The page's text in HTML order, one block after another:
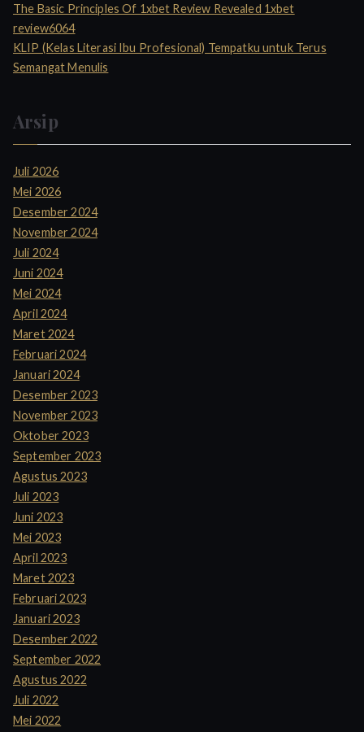
The Basic Principles Of 1xbet Review Revealed 1xbet
review6064
KLIP (Kelas Literasi Ibu Profesional) Tempatku untuk Terus
Semangat Menulis
Arsip
Juli 2026
Mei 2026
Desember 2024
November 2024
Juli 2024
Juni 2024
Mei 2024
April 2024
Maret 2024
Februari 2024
Januari 2024
Desember 2023
November 2023
Oktober 2023
September 2023
Agustus 2023
Juli 2023
Juni 2023
Mei 2023
April 2023
Maret 2023
Februari 2023
Januari 2023
Desember 2022
September 2022
Agustus 2022
Juli 2022
Mei 2022